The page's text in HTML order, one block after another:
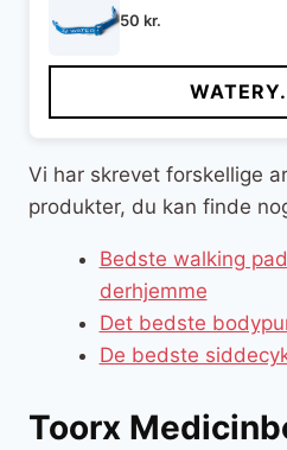
50 kr.
Vi har skrevet forskellige
produkter, du kan finde
Bedste walking
derhjemme
Det bedste
De bedste
Toorx